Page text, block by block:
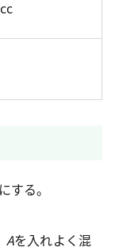
する。
Aを入れよく混